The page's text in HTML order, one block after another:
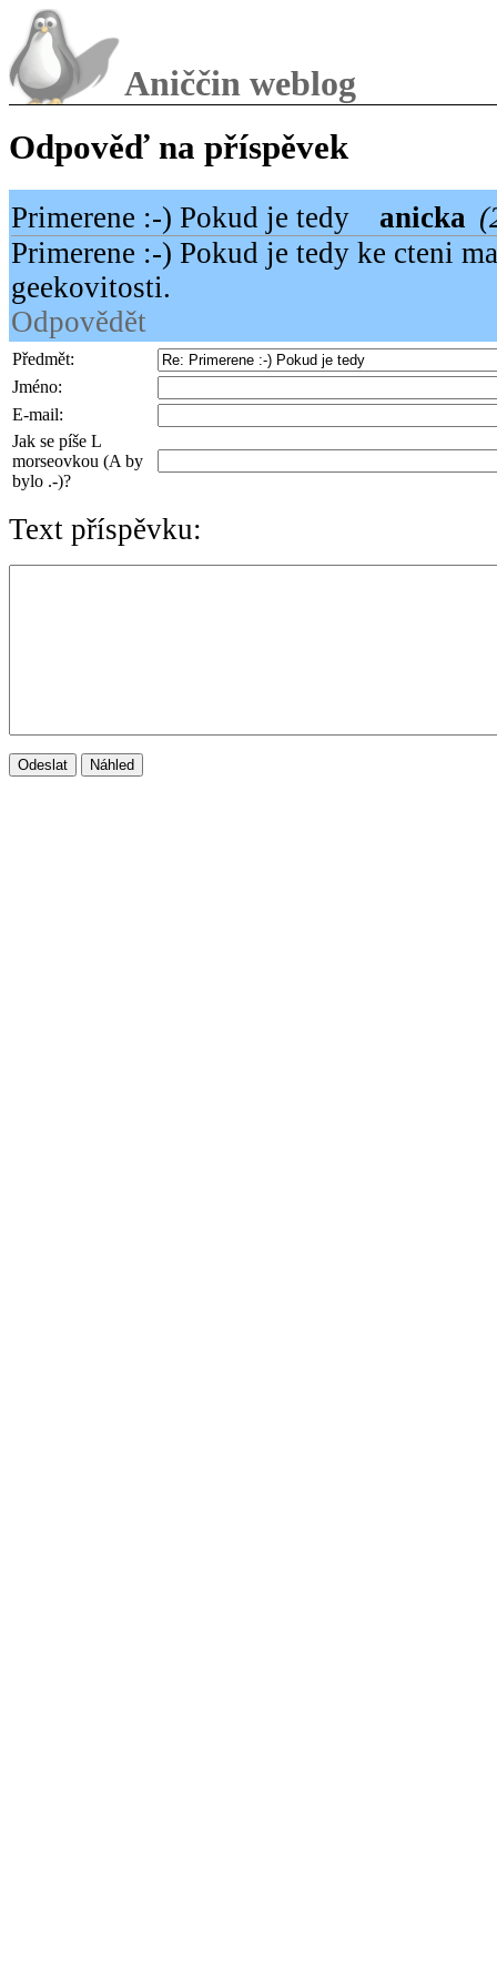
Aniččin weblog
Odpověď na příspěvek
Primerene :-) Pokud je tedy anicka
Primerene :-) Pokud je tedy ke cteni
geekovitosti.
Odpovědět
Předmět:
Jméno:
E-mail:
Jak se píše L
morseovkou (A by
bylo .-)?
Text příspěvku: